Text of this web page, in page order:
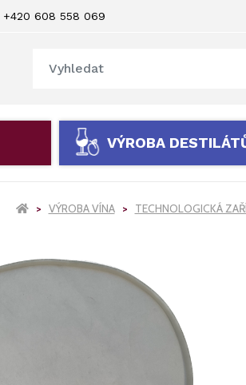
+420 608 558 069
VÝROBA
VÝROBA VÍNA TECHNOLOGICKÁ